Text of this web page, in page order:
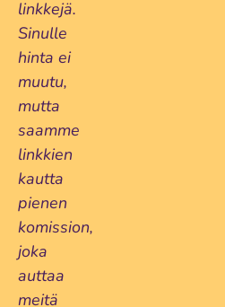
linkkejä.
Sinulle
hinta ei
muutu,
mutta
saamme
linkkien
kautta
pienen
komission,
joka
auttaa
meitä